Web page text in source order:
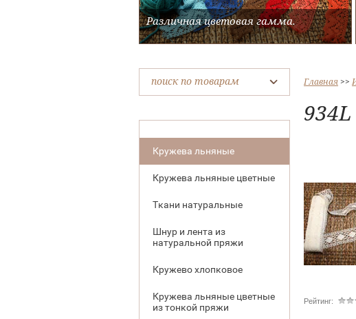
Различная цветовая гамма.
поиск по товарам
Кружева льняные
Кружева льняные цветные
Ткани натуральные
Шнур и лента из
натуральной пряжи
Кружево хлопковое
Кружева льняные цветные
из тонкой пряжи
Главная >>
Рейтинг: